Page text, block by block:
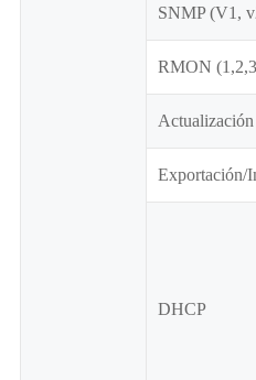
SNMP (V1,
RMON
Exportación/
DHCP